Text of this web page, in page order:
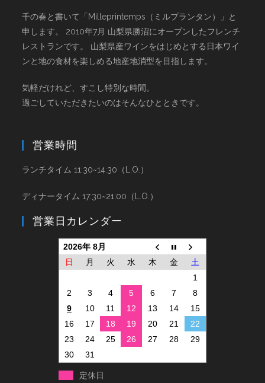
千の春と書いて「Milleprintemps（ミルプランタン）」と
申します。 2010年7月 山梨県勝沼にオープンしたフレンチ
レストランです。 山梨県産ワインをはじめとする日本ワイ
ンと地の食材を楽しめる地産地消型を目指します。
気軽だけれど、すこし特別な時間。
過ごしていただきたいのはそんなひとときです。
営業時間
ランチタイム 11:30~14:30（L.O.）
ディナータイム 17:30~21:00（L.O.）
営業日カレンダー
2026年 8月
日
月 火 水 木 金
土
1
2
3 4 5 6 7
8
9
10 11 12 13 14
15
16
17 18 19 20 21
22
23
24 25 26 27 28
29
30
31
定休日